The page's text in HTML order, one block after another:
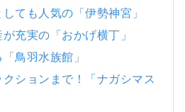
ても人気の「伊勢神宮」
充実の「おかげ横丁」
鳥羽水族館」
ションまで！「ナガシマス